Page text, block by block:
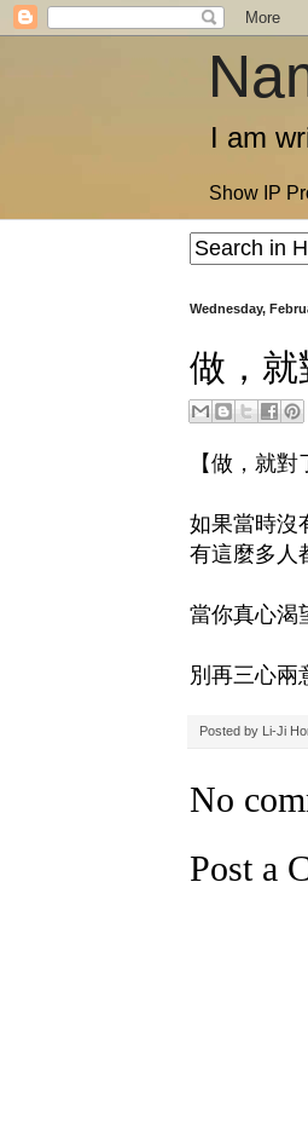
I am
Show IP
Wednesday,
做，就
【做，就對
如果當時沒
有這麼多人
當你真心渴
別再三心兩
Posted by Li-Ji
No
Post a